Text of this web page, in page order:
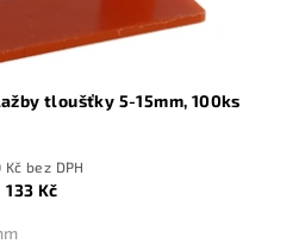
tloušťky 5-15mm, 100ks
Kč bez DPH
133 Kč